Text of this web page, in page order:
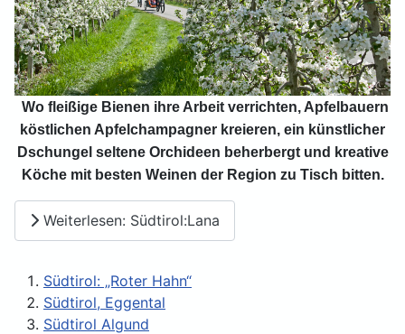
Wo fleißige Bienen ihre Arbeit verrichten, Apfelbauern
köstlichen Apfelchampagner kreieren, ein künstlicher
Dschungel seltene Orchideen beherbergt und kreative
Köche mit besten Weinen der Region zu Tisch bitten.
Weiterlesen: Südtirol:Lana
Südtirol: „Roter Hahn“
Südtirol, Eggental
Südtirol Algund